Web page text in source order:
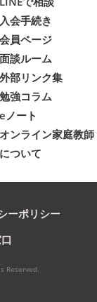
入会手続き
会員ページ
面談ルーム
外部リンク集
勉強コラム
eノート
オンライン家庭教師
について
ーポリシー
Reserved.